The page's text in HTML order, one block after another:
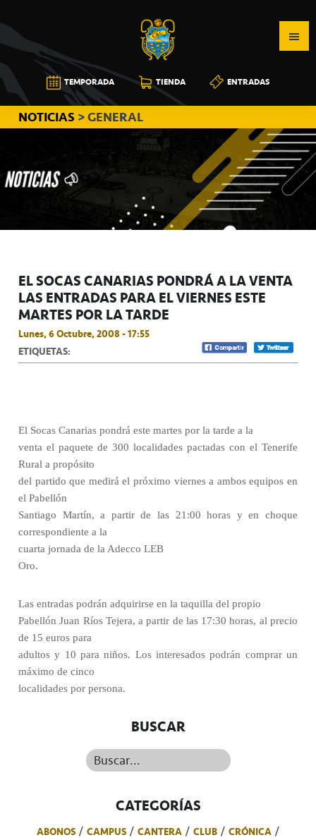
a
la
navegación
principal
al
contenido
principal
a
la
barra
lateral
principal
CB
CANARIAS
TEMPORADA TIENDA ENTRADAS
NOTICIAS > GENERAL
EL SOCAS CANARIAS PONDRÁ A LA VENTA
LAS ENTRADAS PARA EL VIERNES ESTE
MARTES POR LA TARDE
Lunes, 6 Octubre, 2008 - 17:55
ETIQUETAS:
El Socas Canarias pondrá este martes por la tarde a la
venta el paquete de 300 localidades pactadas con el Tenerife
Rural a propósito
del partido que medirá el próximo viernes a ambos equipos en
el Pabellón
Santiago Martín, a partir de las 21:00 horas y en choque
correspondiente a la
cuarta jornada de la Adecco LEB
Oro.
Las entradas podrán adquirirse en la taquilla del propio
Pabellón Juan Ríos Tejera, a partir de las 17:30 horas, al precio
de 15 euros para
adultos y 10 para niños. Los interesados podrán comprar un
máximo de cinco
localidades por persona.
BUSCAR
Buscar...
CATEGORÍAS
ABONOS CAMPUS CANTERA CLUB
CRÓNICA